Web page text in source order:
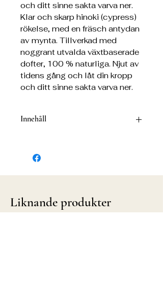
och ditt sinne sakta varva ner.
Klar och skarp hinoki (cypress)
rökelse, med en fräsch antydan
av mynta. Tillverkad med
noggrant utvalda växtbaserade
dofter, 100 % naturliga. Njut av
tidens gång och låt din kropp
och ditt sinne sakta varva ner.
Innehåll
Liknande produkter